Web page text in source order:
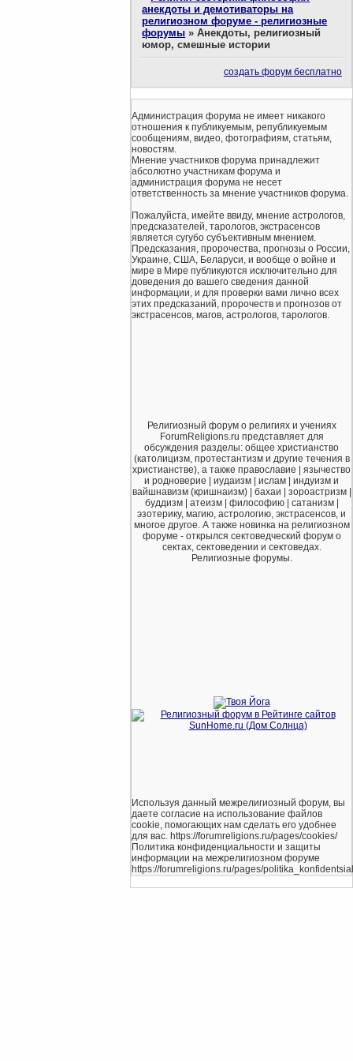
анекдоты и демотиваторы на
религиозном форуме - религиозные
форумы »Анекдоты, религиозный
юмор, смешные истории
создать форум бесплатно
Администрация форума не имеет никакого
отношения к публикуемым, републикуемым
сообщениям, видео, фотографиям, статьям,
новостям.
Мнение участников форума принадлежит
абсолютно участникам форума и
администрация форума не несет
ответственность за мнение участников форума.
Пожалуйста, имейте ввиду, мнение астрологов,
предсказателей, тарологов, экстрасенсов
является сугубо субъективным мнением.
Предсказания, пророчества, прогнозы о России,
Украине, США, Беларуси, и вообще о войне и
мире в Мире публикуются исключительно для
доведения до вашего сведения данной
информации, и для проверки вами лично всех
этих предсказаний, пророчеств и прогнозов от
экстрасенсов, магов, астрологов, тарологов.
Религиозный форум о религиях и учениях
ForumReligions.ru представляет для
обсуждения разделы: общее христианство
(католицизм, протестантизм и другие течения в
христианстве), а также православие | язычество
и родноверие | иудаизм | ислам | индуизм и
вайшнавизм (кришнаизм) | бахаи | зороастризм |
буддизм | атеизм | философию | сатанизм |
эзотерику, магию, астрологию, экстрасенсов, и
многое другое. А также новинка на религиозном
форуме - открылся сектоведческий форум о
сектах, сектоведении и сектоведах.
Религиозные форумы.
Используя данный межрелигиозный форум, вы
даете согласие на использование файлов
cookie, помогающих нам сделать его удобнее
для вас. https://forumreligions.ru/pages/cookies/
Политика конфиденциальности и защиты
информации на межрелигиозном форуме
https://forumreligions.ru/pages/